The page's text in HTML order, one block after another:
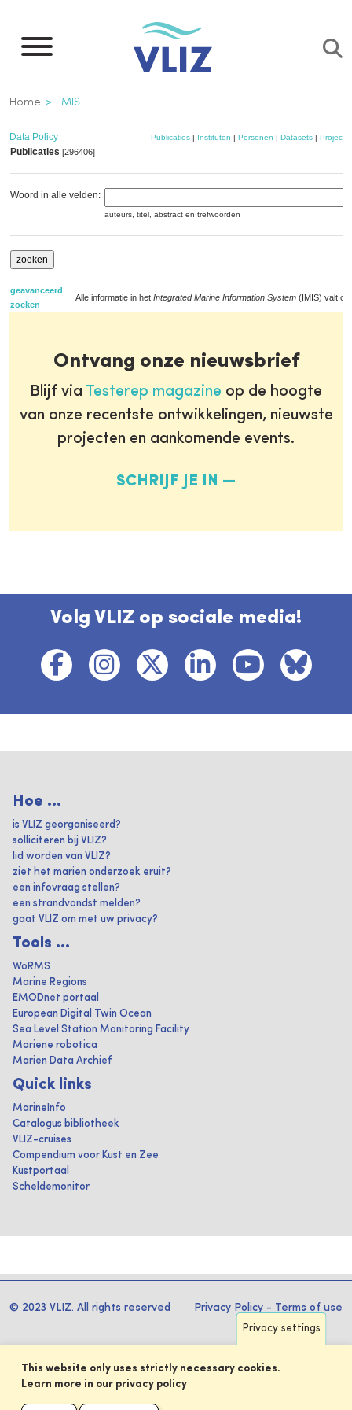
naar
inhoud
gaan
Kruimelpad
Home IMIS
Data Policy Publicaties | Instituten | Personen | Datasets |
Publicaties [296406]
Woord in alle velden:
auteurs, titel, abstract en trefwoorden
geavanceerd
zoeken
Alle informatie in het Integrated Marine Information System (IMIS) valt
Ontvang onze nieuwsbrief
Blijf via Testerep magazine op de hoogte
van onze recentste ontwikkelingen, nieuwste
projecten en aankomende events.
SCHRIJF JE IN
Volg VLIZ op sociale media!
Hoe ...
is VLIZ georganiseerd?
solliciteren bij VLIZ?
lid worden van VLIZ?
ziet het marien onderzoek eruit?
een infovraag stellen?
een strandvondst melden?
gaat VLIZ om met uw privacy?
Tools ...
WoRMS
Marine Regions
EMODnet portaal
European Digital Twin Ocean
Sea Level Station Monitoring Facility
Mariene robotica
Marien Data Archief
Quick links
MarineInfo
Catalogus bibliotheek
VLIZ-cruises
Compendium voor Kust en Zee
Kustportaal
Scheldemonitor
© 2023 VLIZ. All rights reserved Privacy Policy - Terms of use
Privacy settings
This website only uses strictly necessary cookies.
Learn more in our privacy policy